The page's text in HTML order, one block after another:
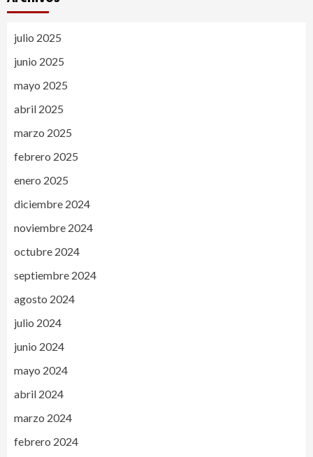
julio 2025
junio 2025
mayo 2025
abril 2025
marzo 2025
febrero 2025
enero 2025
diciembre 2024
noviembre 2024
octubre 2024
septiembre 2024
agosto 2024
julio 2024
junio 2024
mayo 2024
abril 2024
marzo 2024
febrero 2024